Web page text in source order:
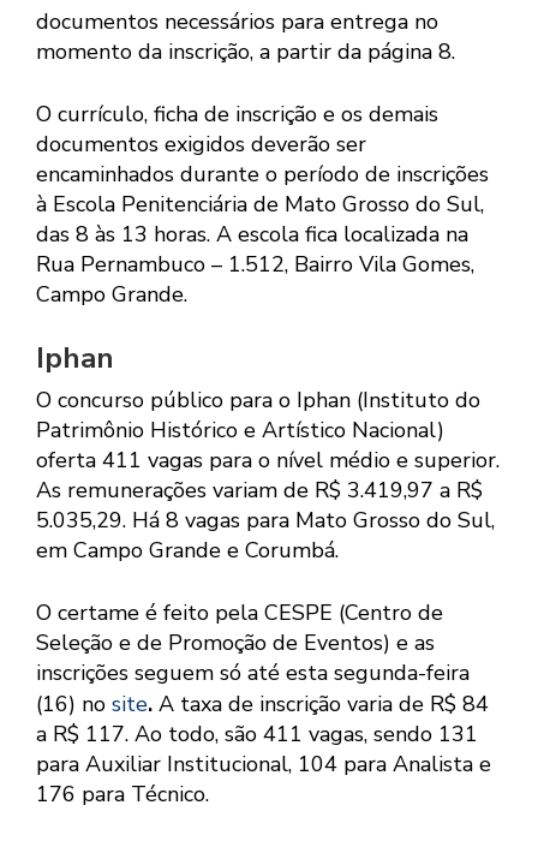
documentos necessários para entrega no
momento da inscrição, a partir da página 8.
O currículo, ficha de inscrição e os demais
documentos exigidos deverão ser
encaminhados durante o período de inscrições
à Escola Penitenciária de Mato Grosso do Sul,
das 8 às 13 horas. A escola fica localizada na
Rua Pernambuco – 1.512, Bairro Vila Gomes,
Campo Grande.
Iphan
O concurso público para o Iphan (Instituto do
Patrimônio Histórico e Artístico Nacional)
oferta 411 vagas para o nível médio e superior.
As remunerações variam de R$ 3.419,97 a R$
5.035,29. Há 8 vagas para Mato Grosso do Sul,
em Campo Grande e Corumbá.
O certame é feito pela CESPE (Centro de
Seleção e de Promoção de Eventos) e as
inscrições seguem só até esta segunda-feira
(16) no site. A taxa de inscrição varia de R$ 84
a R$ 117. Ao todo, são 411 vagas, sendo 131
para Auxiliar Institucional, 104 para Analista e
176 para Técnico.